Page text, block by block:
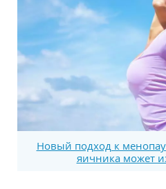
Новый подход к
яичника может